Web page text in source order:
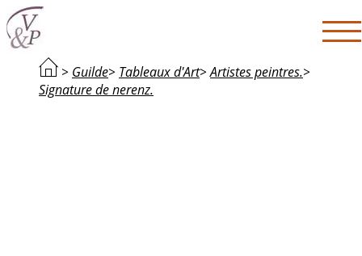
> Guilde> Tableaux d'Art>Artistes peintres.>
Signature de nerenz.